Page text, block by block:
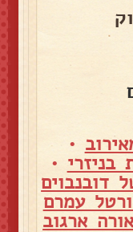
•
בניזרי •
דובנבוים
עמרם
ארגוב